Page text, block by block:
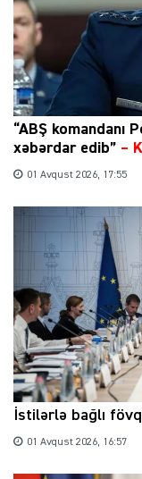
“ABŞ komandanı
xəbərdar edib” –
01 Avqust 2026, 17:55
İstilərlə bağlı
01 Avqust 2026, 16:57